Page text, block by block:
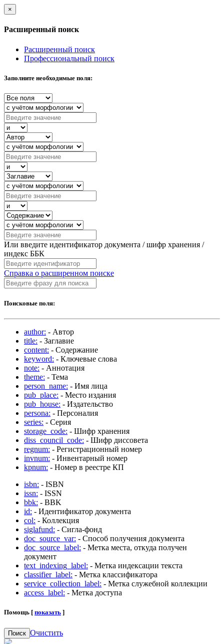
×
Расширенный поиск
Расширенный поиск
Профессиональный поиск
Заполните необходимые поля:
Или введите идентификатор документа / шифр хранения /
индекс ББК
Справка о расширенном поиске
Поисковые поля:
author: - Автор
title: - Заглавие
content: - Содержание
keyword: - Ключевые слова
note: - Аннотация
theme: - Тема
person_name: - Имя лица
pub_place: - Место издания
pub_house: - Издательство
persona: - Персоналия
series: - Серия
storage_code: - Шифр хранения
diss_council_code: - Шифр диссовета
regnum: - Регистрационный номер
invnum: - Инвентарный номер
kpnum: - Номер в реестре КП
isbn: - ISBN
issn: - ISSN
bbk: - BBK
id: - Идентификатор документа
col: - Коллекция
siglafund: - Сигла-фонд
doc_source_var: - Способ получения документа
doc_source_label: - Метка места, откуда получен
документ
text_indexing_label: - Метка индексации текста
classifier_label: - Метка классификатора
service_collection_label: - Метка служебной коллекции
access_label: - Метка доступа
Помощь [ показать ]
Поиск Очистить